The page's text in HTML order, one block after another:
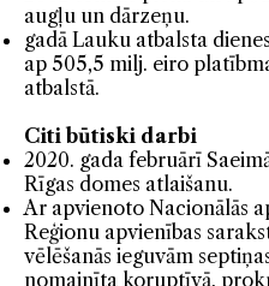
augļu un dārzeņu.
gadā Lauku atbalsta
ap 505,5 milj. eiro
atbalstā.
Citi būtiski darbi
2020. gada februārī
Rīgas domes atlaišanu.
Ar apvienoto Nacionālās
Reģionu apvienības
vēlēšanās ieguvām
nomainīta koruptīvā,